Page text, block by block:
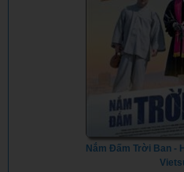
Nắm Đấm Trời Ban -